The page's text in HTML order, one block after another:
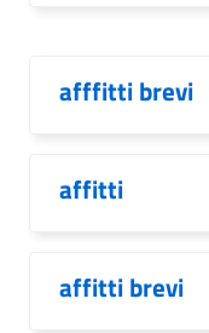
afffitti brevi
affitti
affitti brevi